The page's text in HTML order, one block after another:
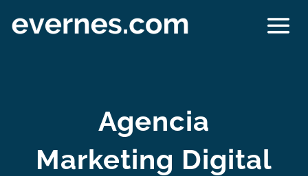
Agencia
Marketing Digital